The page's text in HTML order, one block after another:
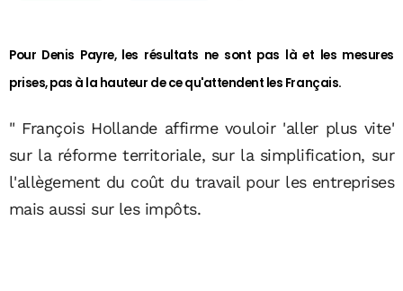
Pour Denis Payre, les résultats ne sont pas là et les mesures
prises, pas à la hauteur de ce qu'attendent les Français.
" François Hollande affirme vouloir 'aller plus vite'
sur la réforme territoriale, sur la simplification, sur
l'allègement du coût du travail pour les entreprises
mais aussi sur les impôts.